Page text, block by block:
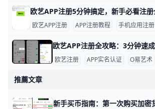
欧艺APP注册 APP注册教程 手机应用注册
欧艺注册 APP实名认证 O易艺术
推薦文章